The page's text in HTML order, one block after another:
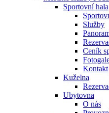
Sportovní hala
Služby
Ceník
Kontakt
Kuželna
Ubytovna
O nás